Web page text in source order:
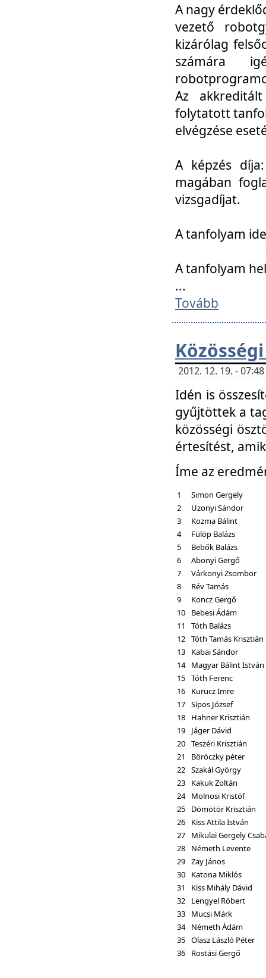
A nagy
vezető
kizárólag
számára
Az
folytatott
elvégzése
A képzés
magában
vizsgadíjat.
A tanfolyam
A tanfolyam
...
Tovább
2012. 12. 19. -
Idén is
gyűjtöttek a
közösségi
értesítést,
Íme az
1
Simon Gergely
2
Uzonyi Sándor
3
Kozma Bálint
4
Fülöp Balázs
5
Bebők Balázs
6
Abonyi Gergő
7
Várkonyi Zsombor
8
Rév Tamás
9
Koncz Gergő
10
Bebesi Ádám
11
Tóth Balázs
12 Tóth Tamás Krisztián
13
Kabai Sándor
14 Magyar Bálint István
15 Tóth Ferenc
16
Kurucz Imre
17 Sipos József
18
Hahner Krisztián
19
Jáger Dávid
20 Teszéri Krisztián
21
Böröczky péter
22 Szakál György
23
Kakuk Zoltán
24
Molnosi Kristóf
25
Dömötör Krisztián
26
Kiss Attila István
27
Mikulai Gergely
28
Németh Levente
29 Zay János
30
Katona Miklós
31
Kiss Mihály Dávid
32
Lengyel Róbert
33
Mucsi Márk
34
Németh Ádám
35 Olasz László Péter
36
Rostási Gergő